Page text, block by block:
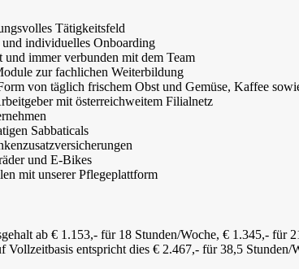
Tätigkeitsfeld
individuelles Onboarding
und immer verbunden mit dem Team
zur fachlichen Weiterbildung
von täglich frischem Obst und Gemüse, Kaffee
mit österreichweitem Filialnetz
Sabbaticals
und E-Bikes
mit unserer Pflegeplattform
ab € 1.153,- für 18 Stunden/Woche, € 1.345,- für
Vollzeitbasis entspricht dies € 2.467,- für 38,5